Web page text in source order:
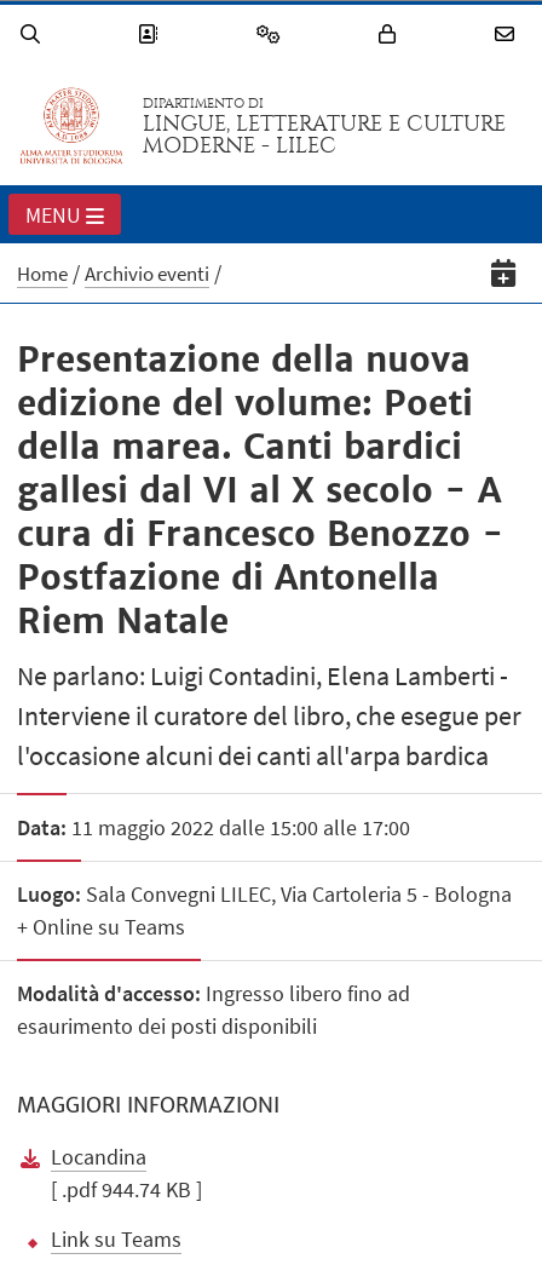
DIPARTIMENTO DI
LINGUE, LETTERATURE E CULTURE
MODERNE - LILEC
MENU
Home Archivio eventi
Presentazione della nuova
edizione del volume: Poeti
della marea. Canti bardici
gallesi dal VI al X secolo - A
cura di Francesco Benozzo -
Postfazione di Antonella
Riem Natale
Ne parlano: Luigi Contadini, Elena Lamberti -
Interviene il curatore del libro, che esegue per
l'occasione alcuni dei canti all'arpa bardica
Data: 11 maggio 2022 dalle 15:00 alle 17:00
Luogo: Sala Convegni LILEC, Via Cartoleria 5 - Bologna
+ Online su Teams
Modalità d'accesso: Ingresso libero fino ad
esaurimento dei posti disponibili
MAGGIORI INFORMAZIONI
Locandina
[ .pdf 944.74 KB ]
Link su Teams